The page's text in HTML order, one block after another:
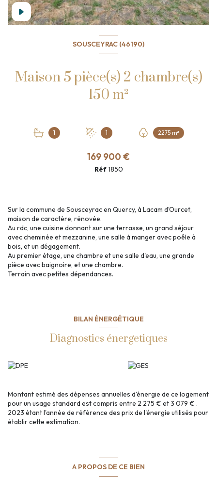
SOUSCEYRAC (46190)
Maison 5 pièce(s) 2 chambre(s)
150 m²
1 1 2275 m²
169 900 €
Réf1850
Sur la commune de Sousceyrac en Quercy, à Lacam d'Ourcet,
maison de caractère, rénovée.
Au rdc, une cuisine donnant sur une terrasse, un grand séjour
avec cheminée et mezzanine, une salle à manger avec poêle à
bois, et un dégagement.
Au premier étage, une chambre et une salle d'eau, une grande
pièce avec baignoire, et une chambre.
Terrain avec petites dépendances.
BILAN ÉNERGÉTIQUE
Diagnostics énergetiques
Montant estimé des dépenses annuelles d'énergie de ce logement
pour un usage standard est compris entre 2 275 € et 3 079 € .
2023 étant l'année de référence des prix de l'énergie utilisés pour
établir cette estimation.
A PROPOS DE CE BIEN